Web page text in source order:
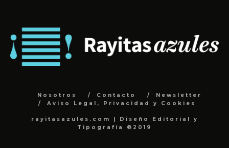
Nosotros Contacto
Newsletter
Aviso Legal, Privacidad y Cookies
rayitasazules.com | Diseño Editorial y
Tipografía ©2019